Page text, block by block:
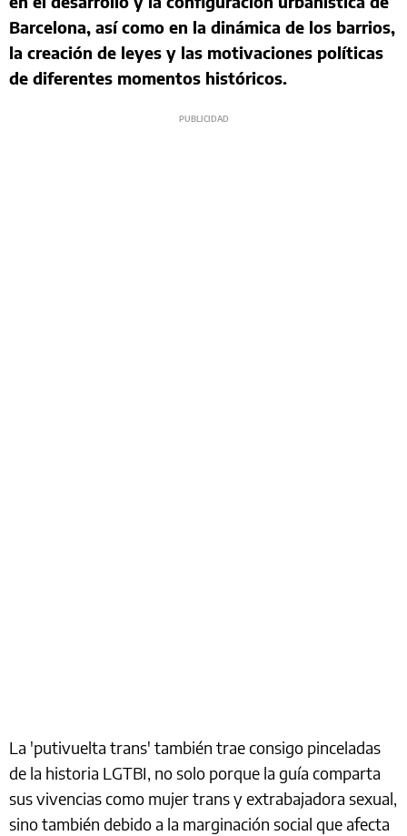
Barcelona, así como en la dinámica de los barrios,
la creación de leyes y las motivaciones políticas
de diferentes momentos históricos.
La 'putivuelta trans' también trae consigo pinceladas
de la historia LGTBI, no solo porque la guía comparta
sus vivencias como mujer trans y extrabajadora sexual,
sino también debido a la marginación social que afecta